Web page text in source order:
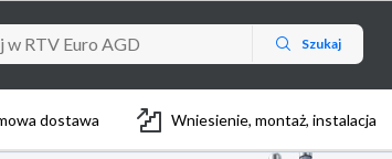
Szukaj
dostawa Wniesienie, montaż, instalacja